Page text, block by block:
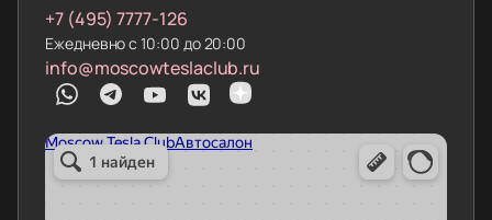
+7 (495) 7777-126
Ежедневно с 10:00 до 20:00
info@moscowteslaclub.ru